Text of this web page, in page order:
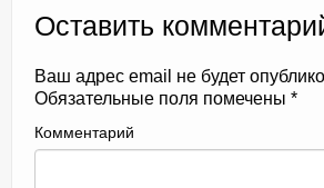
Оставить
Ваш адрес email не будет
Обязательные поля помечены *
Комментарий